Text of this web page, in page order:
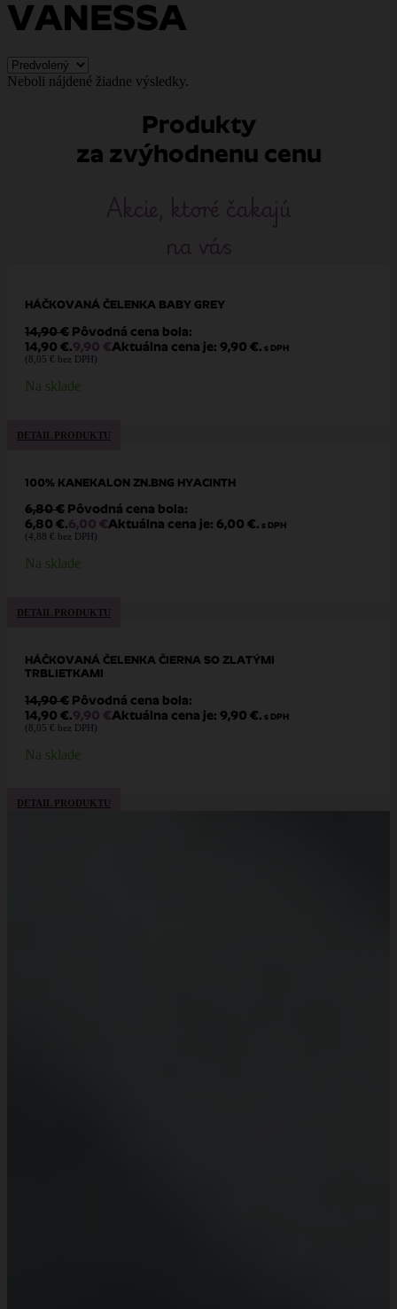
VANESSA
Neboli nájdené žiadne výsledky.
Produkty
za zvýhodnenu cenu
Akcie, ktoré čakajú
na vás
HÁČKOVANÁ ČELENKA BABY GREY
14,90€ Pôvodná cena bola:
14,90 €.9,90 €Aktuálna cena je: 9,90 €. s DPH
( 8,05 € bez DPH)
Na sklade
DETAIL PRODUKTU
100% KANEKALON ZN.BNG HYACINTH
6,80€ Pôvodná cena bola:
6,80 €.6,00 €Aktuálna cena je: 6,00 €. s DPH
(4,88 € bez DPH)
Na sklade
DETAIL PRODUKTU
HÁČKOVANÁ ČELENKA ČIERNA SO ZLATÝMI
TRBLIETKAMI
14,90€ Pôvodná cena bola:
14,90 €.9,90 €Aktuálna cena je: 9,90 €. s DPH
( 8,05 € bez DPH)
Na sklade
DETAIL PRODUKTU